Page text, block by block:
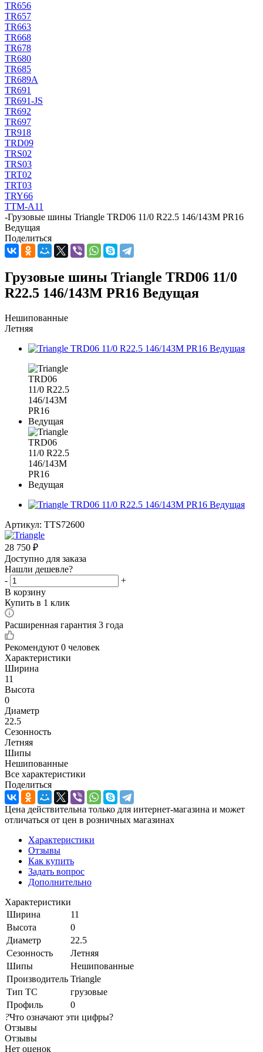
TR656
TR657
TR663
TR668
TR678
TR680
TR685
TR689A
TR691
TR691-JS
TR692
TR697
TR918
TRD09
TRS02
TRS03
TRT02
TRT03
TRY66
TTM-A11
-Грузовые шины Triangle TRD06 11/0 R22.5 146/143M PR16
Ведущая
Поделиться
Грузовые шины Triangle TRD06 11/0
R22.5 146/143M PR16 Ведущая
Нешипованные
Летняя
Артикул: TTS72600
28 750 ₽
Доступно для заказа
Нашли дешевле?
-
+
В корзину
Купить в 1 клик
Расширенная гарантия 3 года
Рекомендуют 0 человек
Характеристики
Ширина
11
Высота
0
Диаметр
22.5
Сезонность
Летняя
Шипы
Нешипованные
Все характеристики
Поделиться
Цена действительна только для интернет-магазина и может
отличаться от цен в розничных магазинах
Характеристики
Отзывы
Как купить
Задать вопрос
Дополнительно
Характеристики
Ширина
11
Высота
0
Диаметр
22.5
Сезонность
Летняя
Шипы
Нешипованные
Производитель Triangle
Тип ТС
грузовые
Профиль
0
?Что означают эти цифры?
Отзывы
Отзывы
Нет оценок